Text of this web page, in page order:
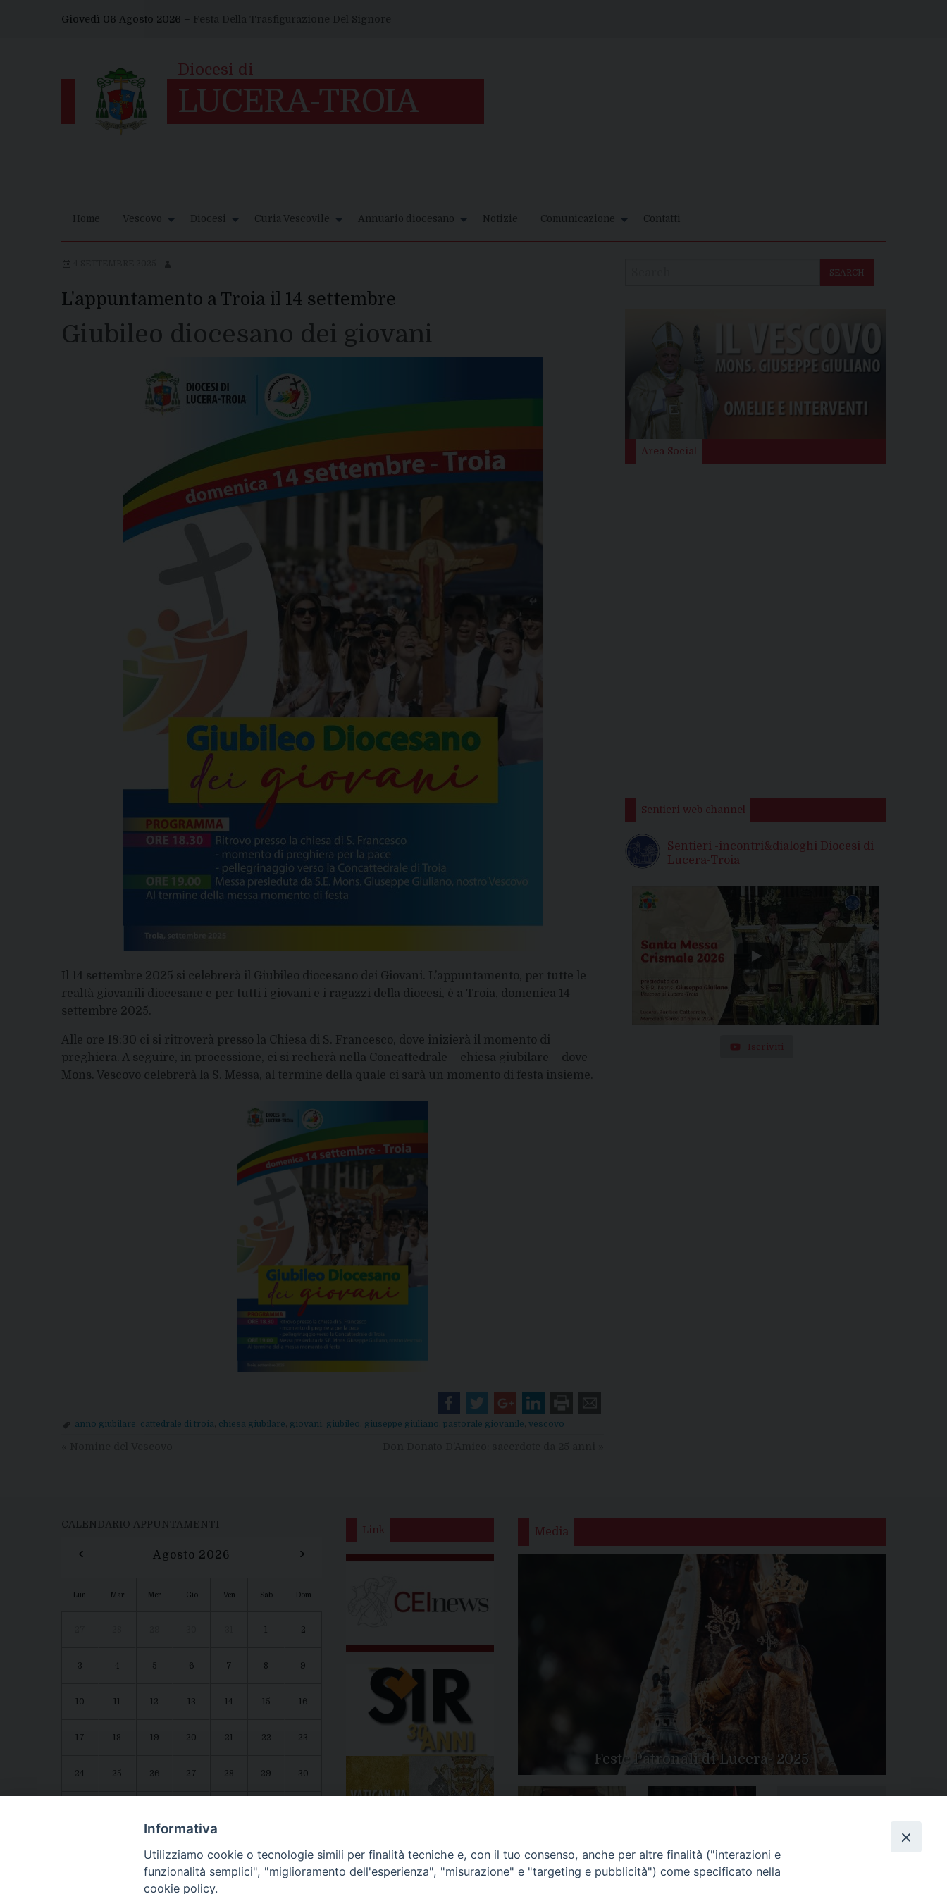
Giovedì 06 Agosto 2026 – Festa Della Trasfigurazione Del Signore
Home Vescovo Diocesi Curia Vescovile Annuario diocesano Notizie Comunicazione Contatti
L'appuntamento a Troia il 14 settembre
Giubileo diocesano dei giovani
Il 14 settembre 2025 si celebrerà il Giubileo diocesano dei Giovani. L’appuntamento, per tutte le
realtà giovanili diocesane e per tutti i giovani e i ragazzi della diocesi, è a Troia, domenica 14
settembre 2025.
Alle ore 18:30 ci si ritroverà presso la Chiesa di S. Francesco, dove inizierà il momento di
preghiera. A seguire, in processione, ci si recherà nella Concattedrale – chiesa giubilare – dove
Mons. Vescovo celebrerà la S. Messa, al termine della quale ci sarà un momento di festa insieme.
anno giubilare cattedrale di troia chiesa giubilare giovani giubileo giuseppe giuliano pastorale giovanile vescovo
SEARCH
Area Social
Sentieri web channel
Sentieri -incontri&dialoghi Diocesi di
Lucera-Troia
Iscriviti
CALENDARIO APPUNTAMENTI
‹ Agosto 2026 ›
Lun Mar Mer Gio Ven Sab Dom
1 2
3 4 5 6 7 8 9
10 11 12 13 14 15 16
17 18 19 20 21 22 23
24 25 26 27 28 29 30
Agenda diocesana
Link Media
Feste Patronali di Lucera- 2025
Apertura Anno Giubilare
2025
Diocesi
Informativa
Utilizziamo cookie o tecnologie simili per finalità tecniche e, con il tuo consenso, anche per altre finalità ("interazioni e
funzionalità semplici", "miglioramento dell'esperienza", "misurazione" e "targeting e pubblicità") come specificato nella
cookie policy.